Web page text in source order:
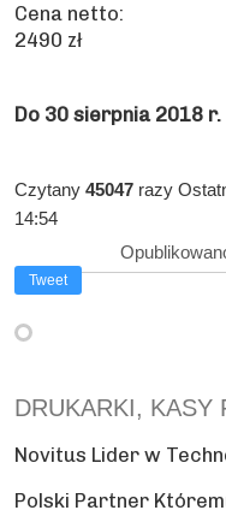
Cena netto:
2490 zł
Do 30 sierpnia 2018
Czytany 45047 razy
14:54
Tweet
DRUKARKI, KASY
Novitus Lider w
Polski Partner